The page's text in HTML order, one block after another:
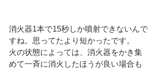
消火器1本で15秒しか噴射できないんで
すね。思ってたより短かったです。
火の状態によっては、消火器をかき集
めて一斉に消火したほうが良い場合も